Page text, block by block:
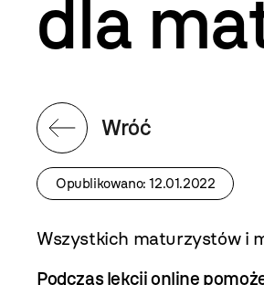
dla
Wróć
Opublikowano: 12.01.2022
Wszystkich maturzystów i
Podczas lekcji online